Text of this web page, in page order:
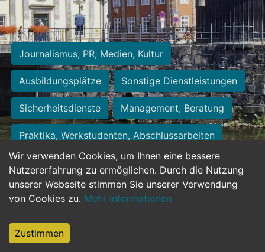
Wir verwenden Cookies, um Ihnen eine bessere
Nutzererfahrung zu ermöglichen. Durch die Nutzung
unserer Webseite stimmen Sie unserer Verwendung
von Cookies zu. Mehr Informationen
Zustimmen
Journalismus, PR, Medien, Kultur
Ausbildungsplätze Sonstige Dienstleistungen
Sicherheitsdienste Management, Beratung
Praktika, Werkstudenten, Abschlussarbeiten
Personalwesen Assistenz, Sekretariat
Hilfskräfte, Aushilfs- und Nebenjobs
Weiterbildung, Studium, duale Ausbildung